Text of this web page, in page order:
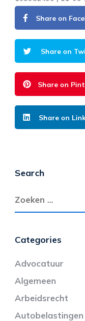
Share on
Share on
Share on
Share on
Search
Categories
Advocatuur
Algemeen
Arbeidsrecht
Autobelastingen